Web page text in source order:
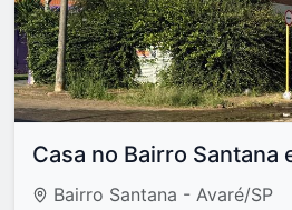
Casa no Bairro Santana
Bairro Santana - Avaré/SP